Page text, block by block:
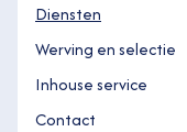
Diensten
Werving en selectie
Inhouse service
Contact